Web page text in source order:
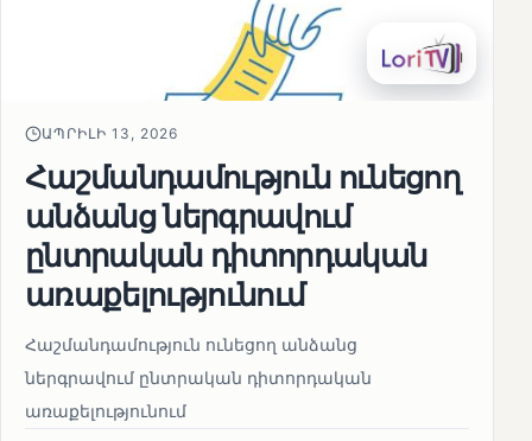
ԱՊՐԻԼԻ 13, 2026
Հաշմանդամություն ունեցող
անձանց ներգրավում
ընտրական դիտորդական
առաքելությունում
Հաշմանդամություն ունեցող անձանց
ներգրավում ընտրական դիտորդական
առաքելությունում